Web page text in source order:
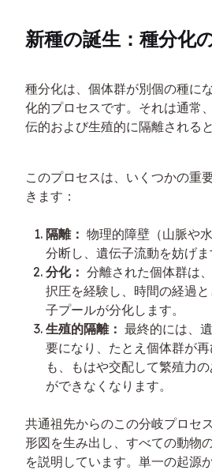
新種の誕生：種分化
種分化は、個体群が別個の種に
化的プロセスです。それは通常
伝的および生殖的に隔離される
このプロセスは、いくつかの重
きます：
隔離： 物理的障壁（山脈や
分断し、遺伝子流動を妨げま
分化： 分離された個体群は
択圧を経験し、時間の経過
子プールが分化します。
生殖的隔離： 最終的には、
要になり、たとえ個体群が
も、もはや交配して繁殖力
ができなくなります。
共通祖先からのこの分岐プロセ
形図を生み出し、すべての動物
を説明しています。単一の起源